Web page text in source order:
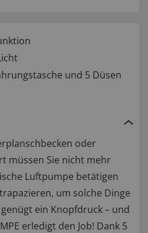
und 5 Düsen
oder
müssen Sie nicht mehr
Luftpumpe betätigen
um solche Dinge
ein Knopfdruck – und
erledigt den Job! Dank 5